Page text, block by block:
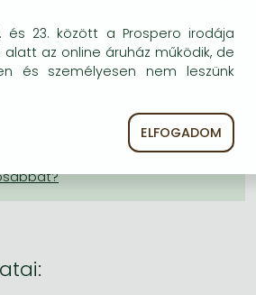
a címmel, hátha van újabb
és 23. között a Prospero irodája
alatt az online áruház működik, de
és személyesen nem leszünk
ELFOGADOM